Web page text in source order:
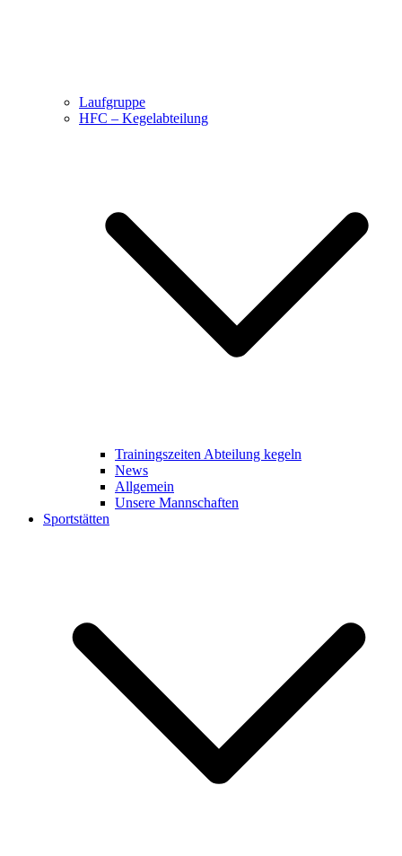
Laufgruppe
HFC – Kegelabteilung
Trainingszeiten Abteilung kegeln
News
Allgemein
Unsere Mannschaften
Sportstätten